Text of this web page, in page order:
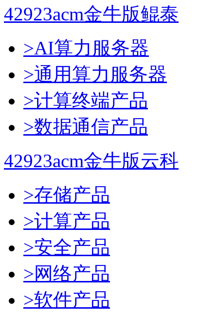
42923acm金牛版鲲泰
>AI算力服务器
>通用算力服务器
>计算终端产品
>数据通信产品
42923acm金牛版云科
>存储产品
>计算产品
>安全产品
>网络产品
>软件产品